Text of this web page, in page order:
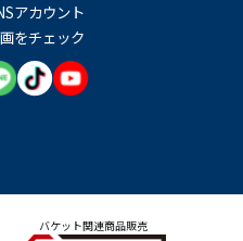
アカウント
をチェック
バケット関連商品販売